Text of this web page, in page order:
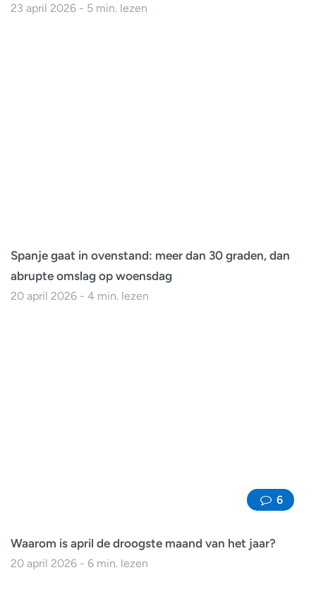
23 april 2026 - 5 min. lezen
Spanje gaat in ovenstand: meer dan 30 graden, dan
abrupte omslag op woensdag
20 april 2026 - 4 min. lezen
6
Waarom is april de droogste maand van het jaar?
20 april 2026 - 6 min. lezen